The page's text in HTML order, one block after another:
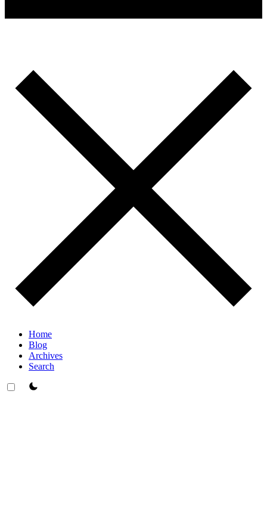
Home
Blog
Archives
Search
theme switcher